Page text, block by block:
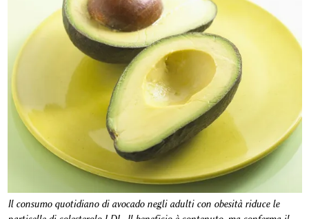
Il consumo quotidiano di avocado negli adulti con obesità riduce le